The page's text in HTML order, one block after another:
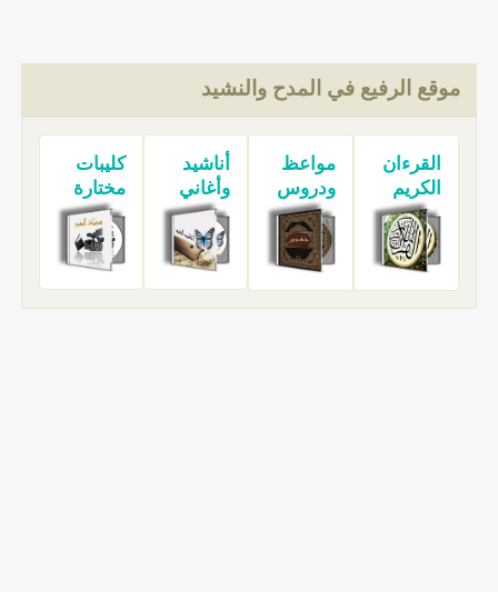
موقع الرفيع في المدح والنشيد
القرءان
الكريم
مواعظ
ودروس
أناشيد
وأغاني
كليبات
مختارة